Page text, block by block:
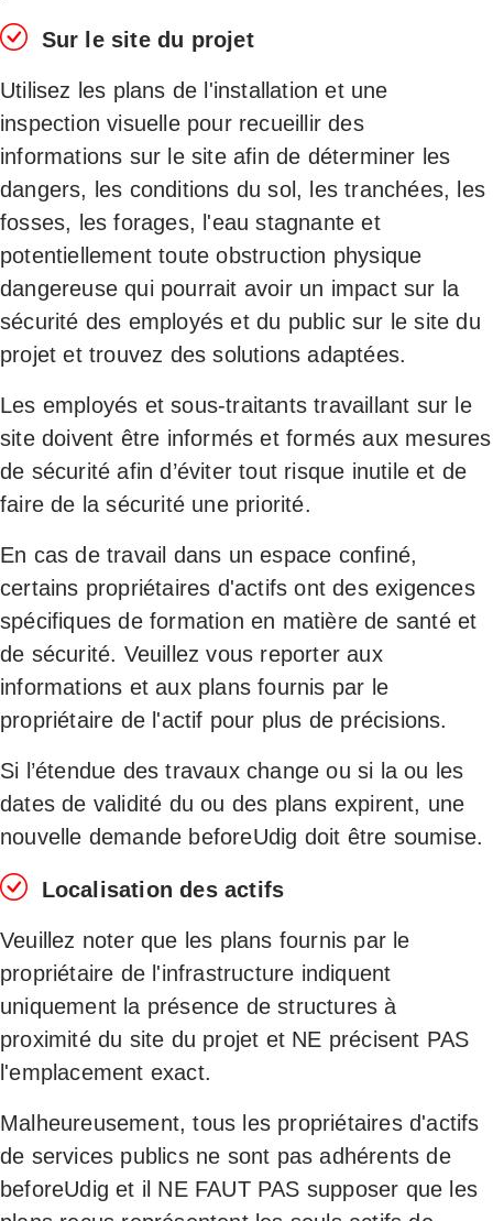
Sur le site du projet
Utilisez les plans de l'installation et une
inspection visuelle pour recueillir des
informations sur le site afin de déterminer les
dangers, les conditions du sol, les tranchées, les
fosses, les forages, l'eau stagnante et
potentiellement toute obstruction physique
dangereuse qui pourrait avoir un impact sur la
sécurité des employés et du public sur le site du
projet et trouvez des solutions adaptées.
Les employés et sous-traitants travaillant sur le
site doivent être informés et formés aux mesures
de sécurité afin d’éviter tout risque inutile et de
faire de la sécurité une priorité.
En cas de travail dans un espace confiné,
certains propriétaires d'actifs ont des exigences
spécifiques de formation en matière de santé et
de sécurité. Veuillez vous reporter aux
informations et aux plans fournis par le
propriétaire de l'actif pour plus de précisions.
Si l’étendue des travaux change ou si la ou les
dates de validité du ou des plans expirent, une
nouvelle demande beforeUdig doit être soumise.
Localisation des actifs
Veuillez noter que les plans fournis par le
propriétaire de l'infrastructure indiquent
uniquement la présence de structures à
proximité du site du projet et NE précisent PAS
l'emplacement exact.
Malheureusement, tous les propriétaires d'actifs
de services publics ne sont pas adhérents de
beforeUdig et il NE FAUT PAS supposer que les